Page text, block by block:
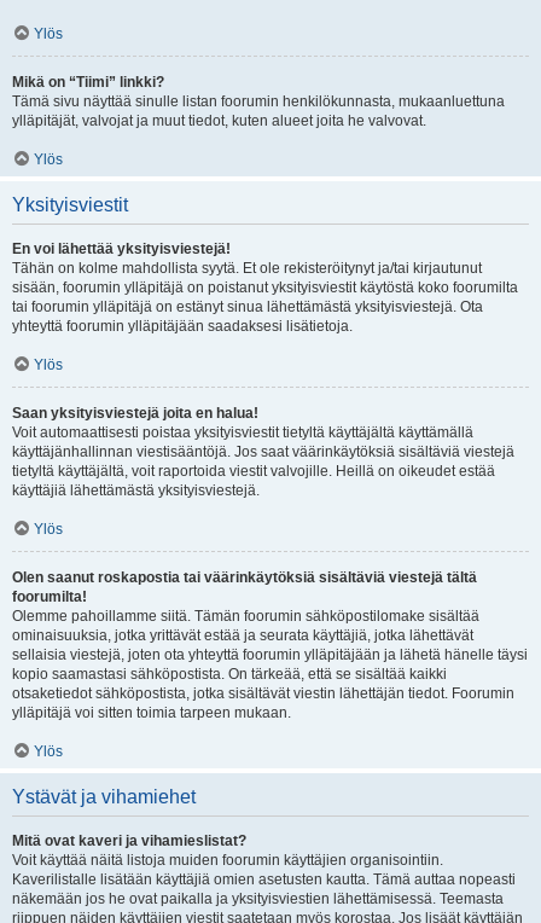
Ylös
Mikä on “Tiimi” linkki?
Tämä sivu näyttää sinulle listan foorumin henkilökunnasta, mukaanluettuna
ylläpitäjät, valvojat ja muut tiedot, kuten alueet joita he valvovat.
Ylös
Yksityisviestit
En voi lähettää yksityisviestejä!
Tähän on kolme mahdollista syytä. Et ole rekisteröitynyt ja/tai kirjautunut
sisään, foorumin ylläpitäjä on poistanut yksityisviestit käytöstä koko foorumilta
tai foorumin ylläpitäjä on estänyt sinua lähettämästä yksityisviestejä. Ota
yhteyttä foorumin ylläpitäjään saadaksesi lisätietoja.
Ylös
Saan yksityisviestejä joita en halua!
Voit automaattisesti poistaa yksityisviestit tietyltä käyttäjältä käyttämällä
käyttäjänhallinnan viestisääntöjä. Jos saat väärinkäytöksiä sisältäviä viestejä
tietyltä käyttäjältä, voit raportoida viestit valvojille. Heillä on oikeudet estää
käyttäjiä lähettämästä yksityisviestejä.
Ylös
Olen saanut roskapostia tai väärinkäytöksiä sisältäviä viestejä tältä
foorumilta!
Olemme pahoillamme siitä. Tämän foorumin sähköpostilomake sisältää
ominaisuuksia, jotka yrittävät estää ja seurata käyttäjiä, jotka lähettävät
sellaisia viestejä, joten ota yhteyttä foorumin ylläpitäjään ja lähetä hänelle täysi
kopio saamastasi sähköpostista. On tärkeää, että se sisältää kaikki
otsaketiedot sähköpostista, jotka sisältävät viestin lähettäjän tiedot. Foorumin
ylläpitäjä voi sitten toimia tarpeen mukaan.
Ylös
Ystävät ja vihamiehet
Mitä ovat kaveri ja vihamieslistat?
Voit käyttää näitä listoja muiden foorumin käyttäjien organisointiin.
Kaverilistalle lisätään käyttäjiä omien asetusten kautta. Tämä auttaa nopeasti
näkemään jos he ovat paikalla ja yksityisviestien lähettämisessä. Teemasta
riippuen näiden käyttäjien viestit saatetaan myös korostaa. Jos lisäät käyttäjän